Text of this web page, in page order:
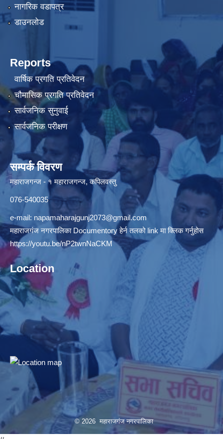
नागरिक वडापत्र
डाउनलोड
Reports
वार्षिक प्रगति प्रतिवेदन
चौमासिक प्रगति प्रतिवेदन
सार्वजनिक सुनुवाई
सार्वजनिक परीक्षण
सम्पर्क विवरण
महाराजगन्ज - १ महाराजगन्ज, कपिलवस्तु
076-540035
e-mail: napamaharajgunj2073@gmail.com
महाराजगंज नगरपालिका Documentory हेर्न तलको link मा क्लिक गर्नुहोस
https://youtu.be/nP2twnNaCKM
Location
© 2026 महाराजगंज नगरपालिका